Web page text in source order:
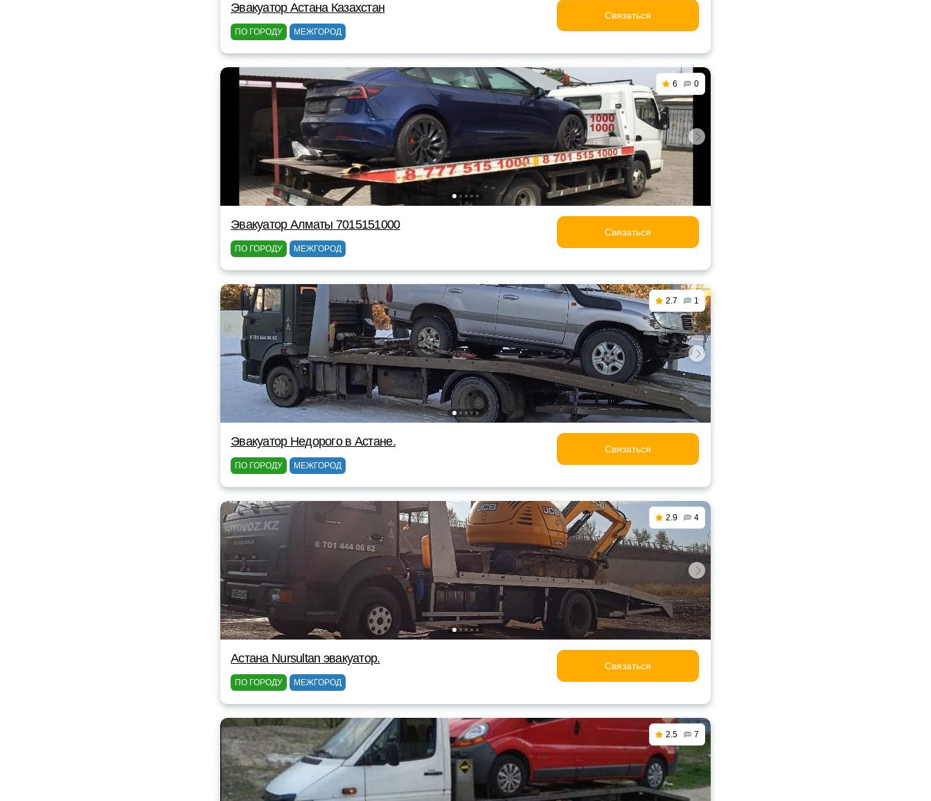
Эвакуатор Астана Казахстан
ПО ГОРОДУ МЕЖГОРОД
Связаться
6 0
Эвакуатор Алматы 7015151000
ПО ГОРОДУ МЕЖГОРОД
Связаться
2.7 1
Эвакуатор Недорого в Астане.
ПО ГОРОДУ МЕЖГОРОД
Связаться
2.9 4
Астана Nursultan эвакуатор.
ПО ГОРОДУ МЕЖГОРОД
Связаться
2.5 7